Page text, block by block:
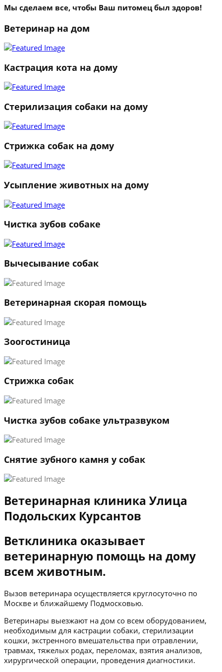
2
→
Мы сделаем все, чтобы Ваш питомец был здоров!
Ветеринар на дом
Кастрация кота на дому
Стерилизация собаки на дому
Стрижка собак на дому
Усыпление животных на дому
Чистка зубов собаке
Вычесывание собак
Ветеринарная скорая помощь
Зоогостиница
Стрижка собак
Чистка зубов собаке ультразвуком
Снятие зубного камня у собак
Ветеринарная клиника Улица
Подольских Курсантов
Ветклиника оказывает
ветеринарную помощь на дому
всем животным.
Вызов ветеринара осуществляется круглосуточно по
Москве и ближайшему Подмосковью.
Ветеринары выезжают на дом со всем оборудованием,
необходимым для кастрации собаки, стерилизации
кошки, экстренного вмешательства при отравлении,
травмах, тяжелых родах, переломах, взятия анализов,
хирургической операции, проведения диагностики.